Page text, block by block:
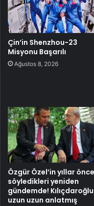
Çin’in Shenzhou-23
Misyonu Başarılı
Ağustos 8, 2026
Özgür Özel’in yıllar önce
söyledikleri yeniden
gündemde!
uzun uzun anlatmış